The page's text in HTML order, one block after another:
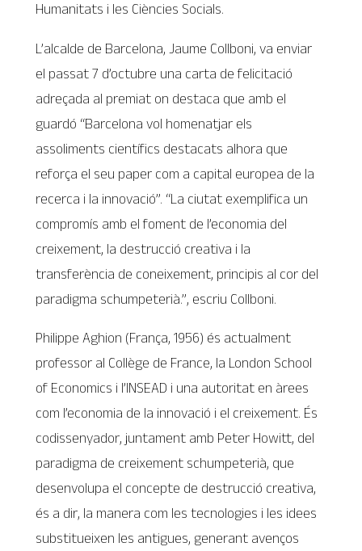
Humanitats i les Ciències Socials.
L’alcalde de Barcelona, Jaume Collboni, va enviar
el passat 7 d’octubre una carta de felicitació
adreçada al premiat on destaca que amb el
guardó “Barcelona vol homenatjar els
assoliments científics destacats alhora que
reforça el seu paper com a capital europea de la
recerca i la innovació”. ​​“La ciutat exemplifica un
compromís amb el foment de l’economia del
creixement, la destrucció creativa i la
transferència de coneixement, principis al cor del
paradigma schumpeterià.”, escriu Collboni.
Philippe Aghion (França, 1956) és actualment
professor al Collège de France, la London School
of Economics i l’INSEAD i una autoritat en àrees
com l’economia de la innovació i el creixement. És
codissenyador, juntament amb Peter Howitt, del
paradigma de creixement schumpeterià, que
desenvolupa el concepte de destrucció creativa,
és a dir, la manera com les tecnologies i les idees
substitueixen les antigues, generant avenços